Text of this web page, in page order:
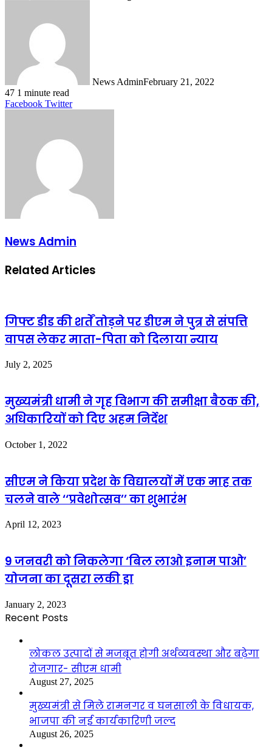
News AdminFebruary 21, 2022
47 1 minute read
Facebook TwitterLinkedIn
Tumblr
Pinterest
Reddit
VKontakte
Share
Print
News Admin
Related Articles
गिफ्ट डीड की शर्तें तोड़ने पर डीएम ने पुत्र से संपत्ति
वापस लेकर माता-पिता को दिलाया न्याय
July 2, 2025
मुख्यमंत्री धामी ने गृह विभाग की समीक्षा बैठक की,
अधिकारियों को दिए अहम निर्देश
October 1, 2022
सीएम ने किया प्रदेश के विद्यालयों में एक माह तक
चलने वाले ‘‘प्रवेशोत्सव’’ का शुभारंभ
April 12, 2023
9 जनवरी को निकलेगा ‘बिल लाओ इनाम पाओ’
योजना का दूसरा लकी ड्रा
January 2, 2023
Recent Posts
लोकल उत्पादों से मजबूत होगी अर्थव्यवस्था और बढ़ेगा
रोजगार- सीएम धामी
August 27, 2025
मुख्यमंत्री से मिले रामनगर व घनसाली के विधायक,
भाजपा की नई कार्यकारिणी जल्द
August 26, 2025